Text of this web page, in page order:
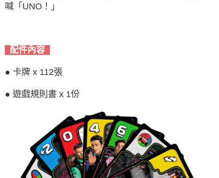
喊「UNO！」
配件內容
● 卡牌 x 112張
● 遊戲規則書 x 1份